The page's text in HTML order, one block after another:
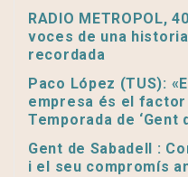
RADIO METROPOL,
voces de una
recordada
Paco López (TUS):
empresa és el factor
Temporada de ‘Gent
Gent de Sabadell :
i el seu compromís